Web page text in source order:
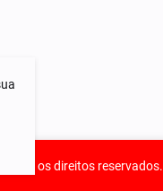
os direitos reservados.